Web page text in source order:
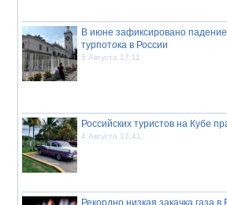
В июне зафиксировано падение
турпотока в России
5 Августа 17:11
Российских туристов на Кубе
4 Августа 17:41
Рекордно низкая закачка газа